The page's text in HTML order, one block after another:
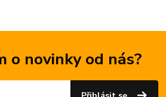
o novinky od nás?